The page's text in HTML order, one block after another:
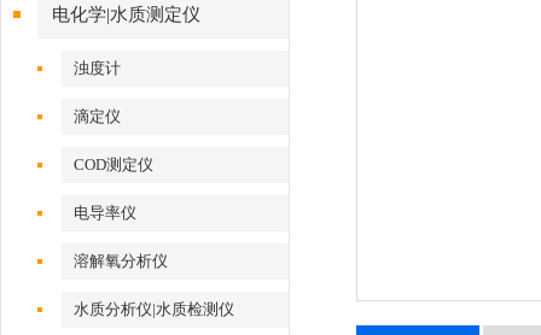
电化学|水质测定仪
浊度计
滴定仪
COD测定仪
电导率仪
溶解氧分析仪
水质分析仪|水质检测仪